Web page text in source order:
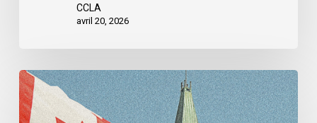
CCLA
avril 20, 2026
L’ACLC
au
Comité